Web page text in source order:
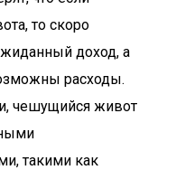
то скоро
доход, а
расходы.
чешущийся живот
такими как